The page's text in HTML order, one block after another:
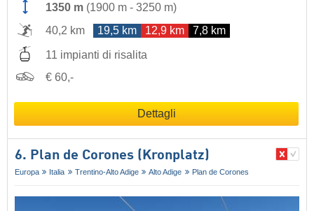
1350 m (1900 m - 3250 m)
40,2 km
19,5 km 12,9 km 7,8 km
11 impianti di risalita
€ 60,-
Dettagli
6. Plan de Corones (Kronplatz)
Europa Italia Trentino-Alto Adige Alto Adige Plan de Corones